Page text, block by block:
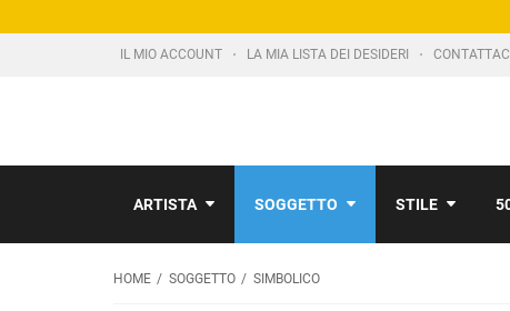
IL MIO ACCOUNT LA MIA LISTA DEI DESIDERI CONTATTACI
ARTISTA SOGGETTO STILE
HOME SOGGETTO SIMBOLICO